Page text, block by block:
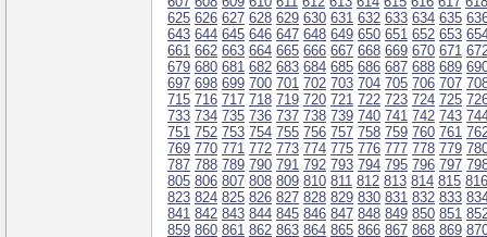
625 626 627 628 629 630 631 632 633 634 635
643 644 645 646 647 648 649 650 651 652 653
661 662 663 664 665 666 667 668 669 670 671
679 680 681 682 683 684 685 686 687 688 689
697 698 699 700 701 702 703 704 705 706 707
715 716 717 718 719 720 721 722 723 724 725
733 734 735 736 737 738 739 740 741 742 743
751 752 753 754 755 756 757 758 759 760 761
769 770 771 772 773 774 775 776 777 778 779
787 788 789 790 791 792 793 794 795 796 797
805 806 807 808 809 810 811 812 813 814 815 816
823 824 825 826 827 828 829 830 831 832 833
841 842 843 844 845 846 847 848 849 850 851
859 860 861 862 863 864 865 866 867 868 869